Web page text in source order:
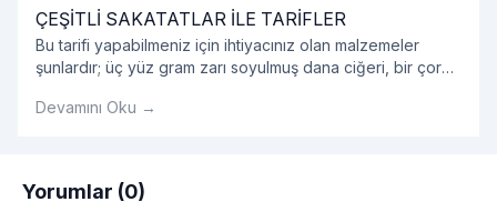
ÇEŞİTLİ SAKATATLAR İLE TARİFLER
Bu tarifi yapabilmeniz için ihtiyacınız olan malzemeler
şunlardır; üç yüz gram zarı soyulmuş dana ciğeri, bir çorba
kimyon, tuz. İlk sakatat yemek tarifimize ciğerleri küp küp
Devamını Oku →
Yorumlar (0)